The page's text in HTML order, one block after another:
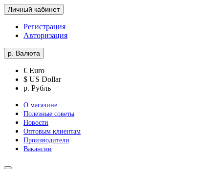
Личный кабинет
Регистрация
Авторизация
р. Валюта
€ Euro
$ US Dollar
р. Рубль
О магазине
Полезные советы
Новости
Оптовым клиентам
Производители
Вакансии